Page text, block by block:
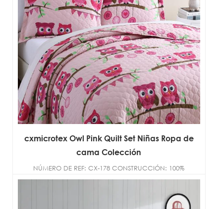
cxmicrotex Owl Pink Quilt Set Niñas Ropa de
cama Colección
NÚMERO DE REF: CX-178 CONSTRUCCIÓN: 100%
microfibra de poliéster TAMAÑO: